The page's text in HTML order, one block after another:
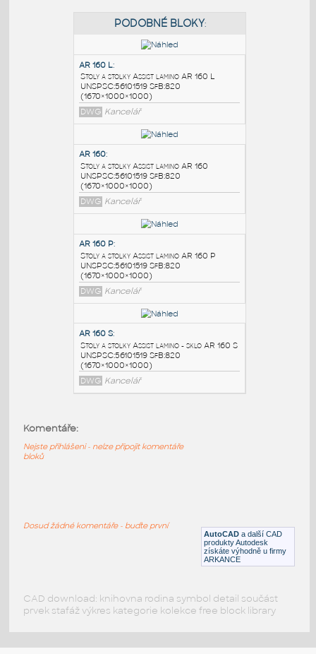
PODOBNÉ BLOKY
AR 160 L
Stoly a stolky Assist lamino AR 160 L
UNSPSC:56101519 SfB:820
(1670×1000×1000)
DWG Kancelář
AR 160:
Stoly a stolky Assist lamino AR 160
UNSPSC:56101519 SfB:820
(1670×1000×1000)
AR 160 P:
Stoly a stolky Assist lamino - sklo AR 160 S
(1670×1000×1000)
DWG Kancelář
AutoCAD a další CAD
produkty Autodesk
získáte výhodně u firmy
ARKANCE
Komentáře:
Nejste přihlášeni - nelze připojit komentáře
bloků
Dosud žádné komentáře - buďte první
CAD download: knihovna rodina symbol detail součást
prvek stafáž výkres kategorie kolekce free block library